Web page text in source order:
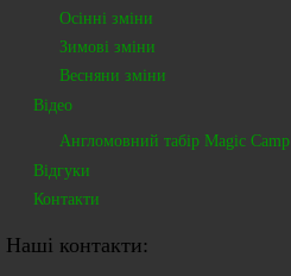
Осінні зміни
Зимові зміни
Весняни зміни
Відео
Англомовний табір Magic Camp
Відгуки
Контакти
Наші контакти: